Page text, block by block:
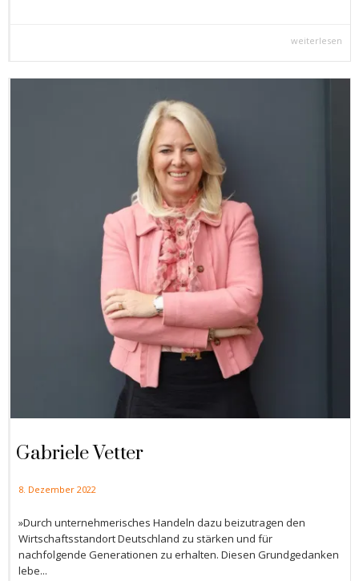
weiterlesen
Gabriele Vetter
8. Dezember 2022
»Durch unternehmerisches Handeln dazu beizutragen den
Wirtschaftsstandort Deutschland zu stärken und für
nachfolgende Generationen zu erhalten. Diesen Grundgedanken
lebe...